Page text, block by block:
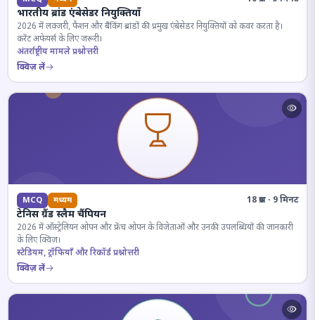
भारतीय ब्रांड एंबेसेडर नियुक्तियाँ
2026 में लक्जरी, फैशन और बैंकिंग ब्रांडों की प्रमुख एंबेसेडर नियुक्तियों को कवर करता है।
करेंट अफेयर्स के लिए जरूरी।
अंतर्राष्ट्रीय मामले प्रश्नोत्तरी
क्विज़ लें
MCQ मध्यम 18 प्रश्न · 9 मिनट
टेनिस ग्रैंड स्लैम चैंपियन
2026 में ऑस्ट्रेलियन ओपन और फ्रेंच ओपन के विजेताओं और उनकी उपलब्धियों की जानकारी
के लिए क्विज़।
स्टेडियम, ट्रॉफियाँ और रिकॉर्ड प्रश्नोत्तरी
क्विज़ लें